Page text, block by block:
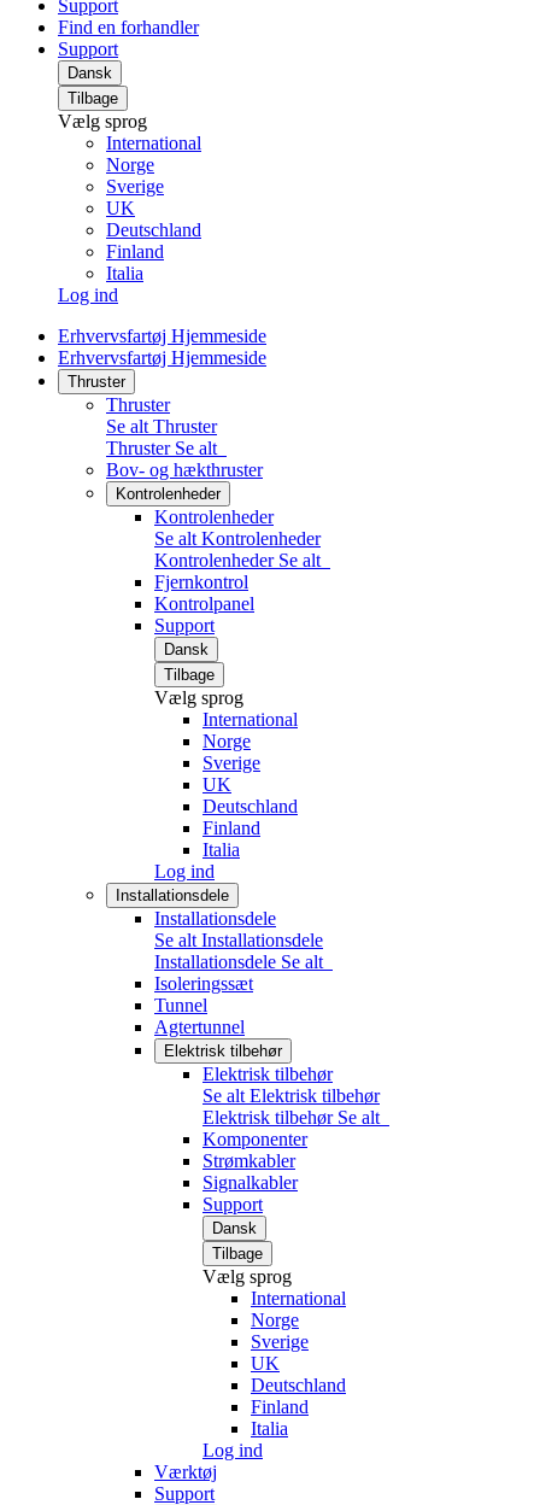
Support
Find en forhandler
Support
Dansk
Tilbage
Vælg sprog
International
Norge
Sverige
UK
Deutschland
Finland
Italia
Log ind
Erhvervsfartøj Hjemmeside
Erhvervsfartøj Hjemmeside
Thruster
Thruster
Se alt Thruster
Thruster Se alt
Bov- og hækthruster
Kontrolenheder
Kontrolenheder
Se alt Kontrolenheder
Kontrolenheder Se alt
Fjernkontrol
Kontrolpanel
Support
Dansk
Tilbage
Vælg sprog
International
Norge
Sverige
UK
Deutschland
Finland
Italia
Log ind
Installationsdele
Installationsdele
Se alt Installationsdele
Installationsdele Se alt
Isoleringssæt
Tunnel
Agtertunnel
Elektrisk tilbehør
Elektrisk tilbehør
Se alt Elektrisk tilbehør
Elektrisk tilbehør Se alt
Komponenter
Strømkabler
Signalkabler
Support
Dansk
Tilbage
Vælg sprog
International
Norge
Sverige
UK
Deutschland
Finland
Italia
Log ind
Værktøj
Support